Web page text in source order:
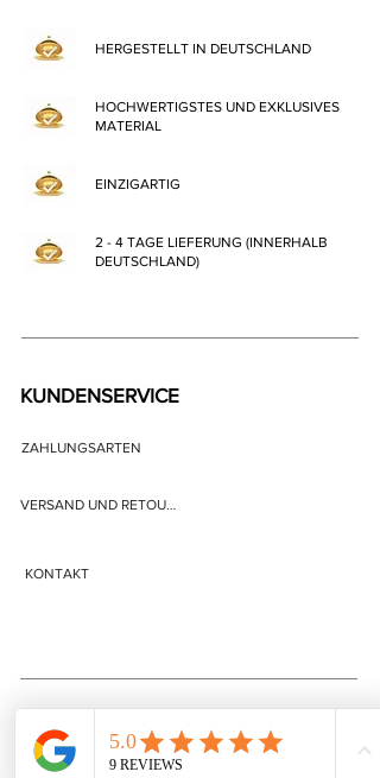
HERGESTELLT IN DEUTSCHLAND
HOCHWERTIGSTES UND EXKLUSIVES
MATERIAL
EINZIGARTIG
2 - 4 TAGE LIEFERUNG (INNERHALB
DEUTSCHLAND)
KUNDENSERVICE
ZAHLUNGSARTEN
VERSAND UND RETOURE
KONTAKT
FIRMENINFORMATIONEN